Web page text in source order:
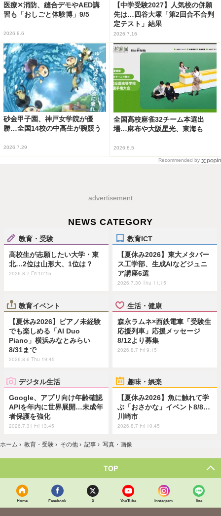
医療✕消防、縫合デモやAED講
習も「おしごと体験博」9/5
2026.8.6
【中学受験2027】人気校の併願
先は…四谷大塚「第2回合不合判
定テスト」結果
2026.7.16
砂金甲子園、神戸女学院が優
勝…全国14校の中高生が腕競う
2026.7.29
全国高校麻雀32チーム本選出
場…麻布や大阪星光、東海も
2026.8.5
Recommended by
advertisement
NEWS CATEGORY
教育・受験
高校生が志願したい大学・東
北…2位は山形大、1位は？
2026.8.7 Fri 10:15
教育ICT
【夏休み2026】東大メタバー
ス工学部、生成AIなどジュニ
ア講座6選
2026.7.30 Thu 11:15
教育イベント
【夏休み2026】ピアノ未経験
でも楽しめる「AI Duo
Piano」横浜みなとみらい
8/31まで
2026.8.6 Thu 19:45
生活・健康
森永ラムネ×西鉄電車「受験生
応援列車」応援メッセージ
8/12より募集
2026.8.7 Fri 9:15
デジタル生活
Google、アプリ向け年齢確認
APIを年内に世界展開…未成年
者保護を強化
2026.7.31 Fri 13:45
趣味・娯楽
【夏休み2026】魚に触れて学
ぶ「おさかな」イベント8/8…
川崎市
2026.8.7 Fri 10:45
ホーム › 教育・受験 › その他 › 記事 › 写真・画像
TOP
Home Facebook X YouTube Instagram line